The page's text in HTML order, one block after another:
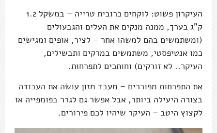
העיקרון פשוט: לוקחים כרובית טרייה – במשקל 1.2
ק"ג בערך, ממנה מנקים את העלים והגבעולים
(ומשתמשים בהם למשהו אחר – לציר, אופים ומגישים
כמו אנטיפסטי, משתמשים במרקים ותבשילים,
העיקר.. לא זורקים) וחותכים לתפרחות.
את התפרחות מפוררים – מעבד מזון עושה את העבודה
בצורה היעילה ביותר, אבל אפשר גם לגרר בפומפייה או
לקצוץ היטב – העיקר שיהיו לכם פירורים.